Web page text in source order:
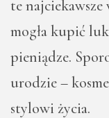
te
mogła kupić
pieniądze.
urodzie –
stylowi życia.